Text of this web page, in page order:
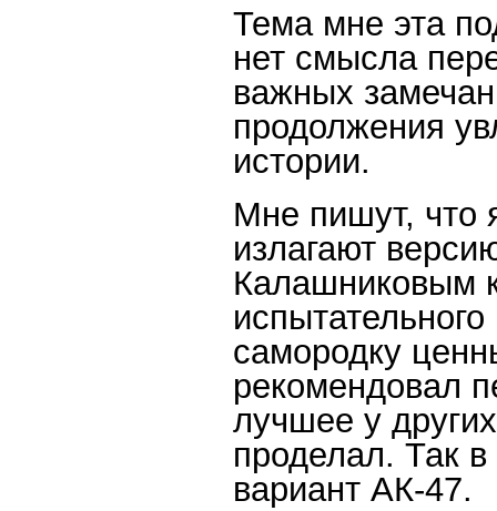
Тема мне эта
нет смысла
важных
продолжения
истории.
Мне пишут, что
излагают
Калашниковым
самородку
рекомендовал
лучшее у
проделал. Так
вариант АК-47.